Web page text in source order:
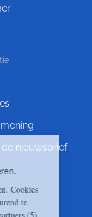
nieuwsbrief